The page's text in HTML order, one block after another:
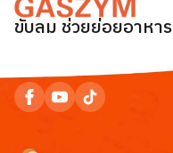
ขับลม ช่วยย่อยอาหาร